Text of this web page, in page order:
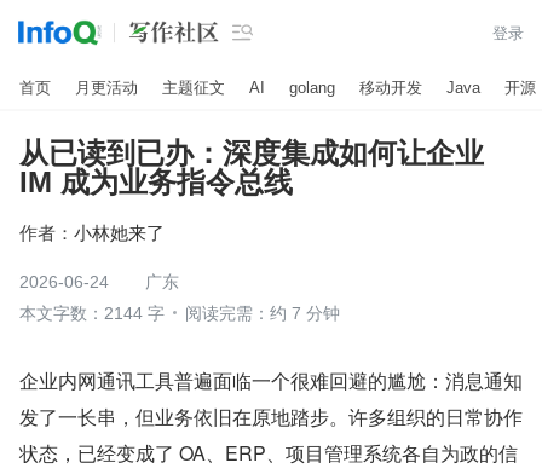
 登录
首页 月更活动 主题征文 AI golang 移动开发 Java 开源
从已读到已办：深度集成如何让企业
IM 成为业务指令总线
作者： 小林她来了
2026-06-24
广东
本文字数：2144 字
阅读完需：约 7 分钟
企业内网通讯工具普遍面临一个很难回避的尴尬：消息通知
发了一长串，但业务依旧在原地踏步。许多组织的日常协作
状态，已经变成了 OA、ERP、项目管理系统各自为政的信